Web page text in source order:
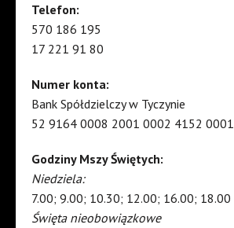
Telefon:
570 186 195
17 221 91 80
Numer konta:
Bank Spółdzielczy w Tyczynie
52 9164 0008 2001 0002 4152 0001
Godziny Mszy Świętych:
Niedziela:
7.00; 9.00; 10.30; 12.00; 16.00; 18.00
Święta nieobowiązkowe